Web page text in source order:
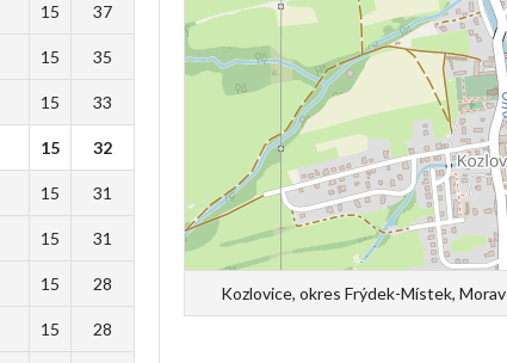
Kozlovice, okres Frýdek-Místek,
15 37
15 35
15 33
15 32
15 31
15 31
15 28
15 28